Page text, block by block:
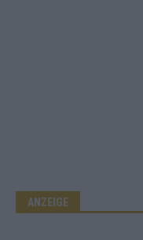
ANZEIGE